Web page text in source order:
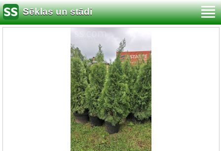
Sēklas un stādi